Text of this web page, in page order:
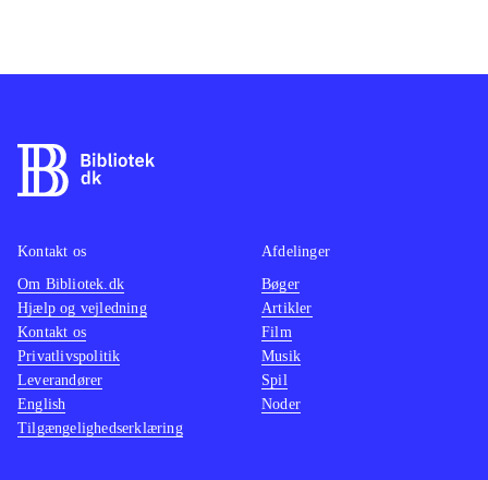
Kontakt os
Om Bibliotek.dk
Hjælp og vejledning
Kontakt os
Privatlivspolitik
Leverandører
English
Tilgængelighedserklæring
Afdelinger
Bøger
Artikler
Film
Musik
Spil
Noder